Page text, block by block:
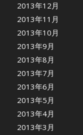
2013年12月
2013年11月
2013年10月
2013年9月
2013年8月
2013年7月
2013年6月
2013年5月
2013年4月
2013年3月